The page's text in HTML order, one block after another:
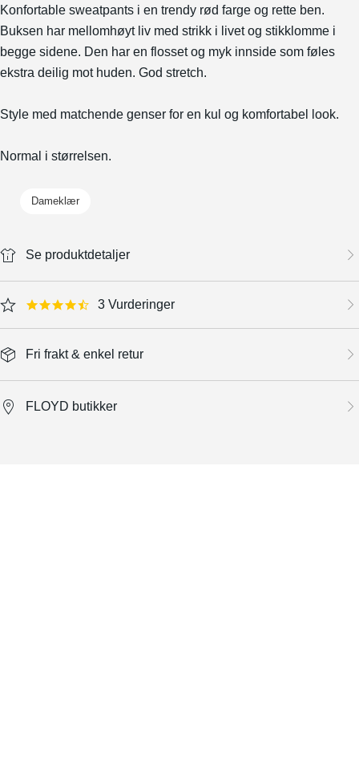
Konfortable sweatpants i en trendy rød farge og rette ben.
Buksen har mellomhøyt liv med strikk i livet og stikklomme i
begge sidene. Den har en flosset og myk innside som føles
ekstra deilig mot huden. God stretch.
Style med matchende genser for en kul og komfortabel look.
Normal i størrelsen.
Dameklær
Se produktdetaljer
4.7 star rating 3 Vurderinger
Fri frakt & enkel retur
FLOYD butikker